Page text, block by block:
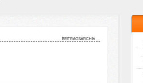
beitragsarchiv